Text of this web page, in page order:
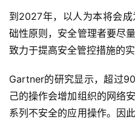
到2027年，以人为本将会
础性原则，安全管理者要尽
致力于提高安全管控措施的实
Gartner的研究显示，超过
己的操作会增加组织的网络
系列不安全的应用操作。因